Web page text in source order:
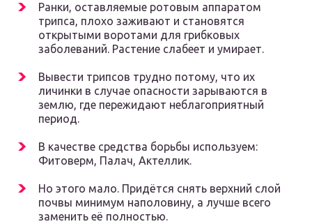
Ранки, оставляемые ротовым аппаратом
трипса, плохо заживают и становятся
открытыми воротами для грибковых
заболеваний. Растение слабеет и умирает.
Вывести трипсов трудно потому, что их
личинки в случае опасности зарываются в
землю, где пережидают неблагоприятный
период.
В качестве средства борьбы используем:
Фитоверм, Палач, Актеллик.
Но этого мало. Придётся снять верхний слой
почвы минимум наполовину, а лучше всего
заменить её полностью.